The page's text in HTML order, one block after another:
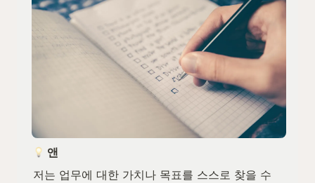
앤
저는 업무에 대한 가치나 목표를 스스로 찾을 수